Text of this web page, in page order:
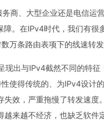
商、大型企业还是电信运
。在IPv4时代，我们有很
万条路由表项下的线速转
现出与IPv4截然不同的特
使得传统的、为IPv4设计
效，严重拖慢了转发速度
来越不经济，也缺乏软件